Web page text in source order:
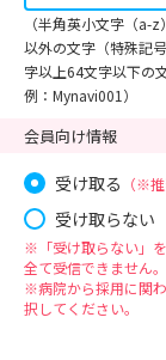
（半角英小文字（a-
以外の文字（特殊記
字以上64文字以下の
例：Mynavi001）
会員向け情報
受け取る （※推
受け取らない
※「受け取らない」
全て受信できません。
※病院から採用に関
択してください。